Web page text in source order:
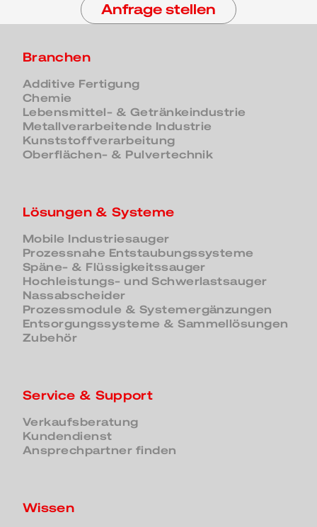
Anfrage stellen
Branchen
Additive Fertigung
Chemie
Lebensmittel- & Getränkeindustrie
Metallverarbeitende Industrie
Kunststoffverarbeitung
Oberflächen- & Pulvertechnik
Lösungen & Systeme
Mobile Industriesauger
Prozessnahe Entstaubungssysteme
Späne- & Flüssigkeitssauger
Hochleistungs- und Schwerlastsauger
Nassabscheider
Prozessmodule & Systemergänzungen
Entsorgungssysteme & Sammellösungen
Zubehör
Service & Support
Verkaufsberatung
Kundendienst
Ansprechpartner finden
Wissen